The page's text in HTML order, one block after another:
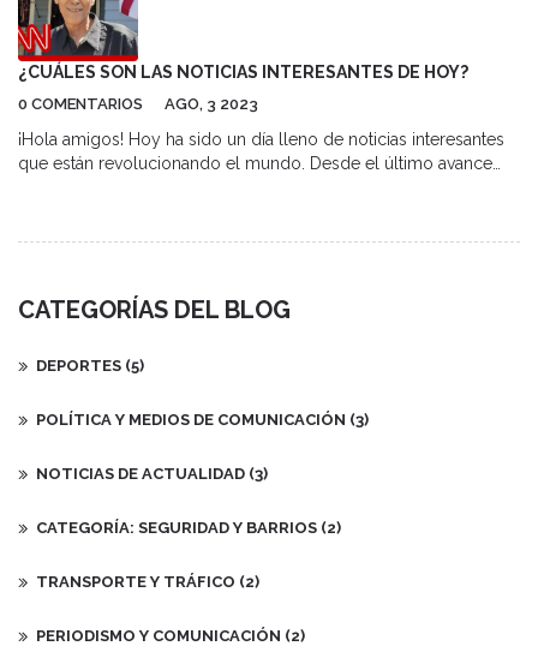
¿CUÁLES SON LAS NOTICIAS INTERESANTES DE HOY?
0 COMENTARIOS AGO, 3 2023
¡Hola amigos! Hoy ha sido un día lleno de noticias interesantes
que están revolucionando el mundo. Desde el último avance
importante, esos avances en medicina que nos aseguran unos
CATEGORÍAS DEL BLOG
DEPORTES (5)
POLÍTICA Y MEDIOS DE COMUNICACIÓN (3)
NOTICIAS DE ACTUALIDAD (3)
CATEGORÍA: SEGURIDAD Y BARRIOS (2)
TRANSPORTE Y TRÁFICO (2)
PERIODISMO Y COMUNICACIÓN (2)